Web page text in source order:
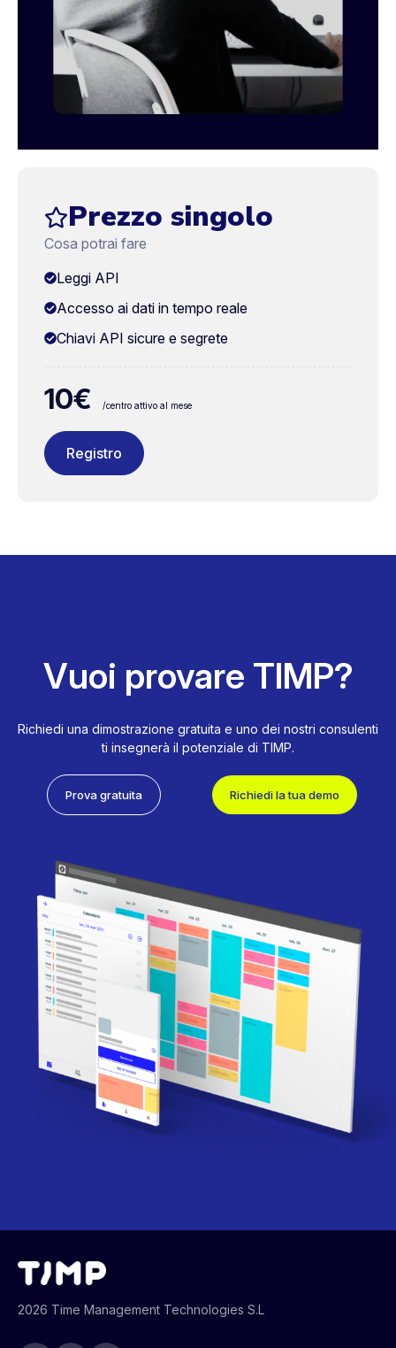
Prezzo singolo
Cosa potrai fare
Leggi API
Accesso ai dati in tempo reale
Chiavi API sicure e segrete
10€ /centro attivo al mese
Registro
Vuoi provare TIMP?
Richiedi una dimostrazione gratuita e uno dei nostri consulenti
ti insegnerà il potenziale di TIMP.
Prova gratuita Richiedi la tua demo
2026 Time Management Technologies S.L